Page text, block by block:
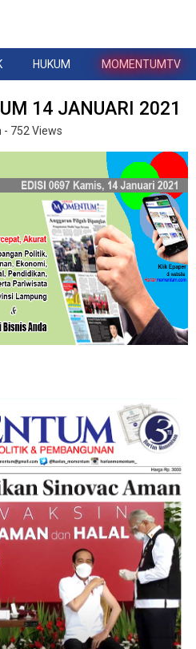
HUKUM MOMENTUMTV
14 JANUARI 2021
- 752 Views